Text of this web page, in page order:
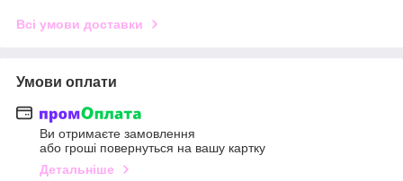
Всі умови доставки
Умови оплати
Ви отримаєте замовлення
або гроші повернуться на вашу картку
Детальніше